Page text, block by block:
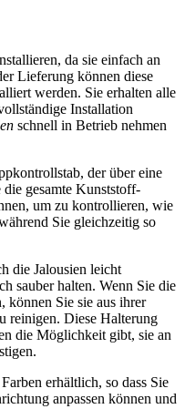
da sie einfach an
Lieferung können diese
werden. Sie erhalten alle
Installation
schnell in Betrieb nehmen
der über eine
die gesamte Kunststoff-
um zu kontrollieren, wie
Sie gleichzeitig so
die Jalousien leicht
sauber halten. Wenn Sie die
können Sie sie aus ihrer
reinigen. Diese Halterung
die Möglichkeit gibt, sie an
erhältlich, so dass Sie
anpassen können und